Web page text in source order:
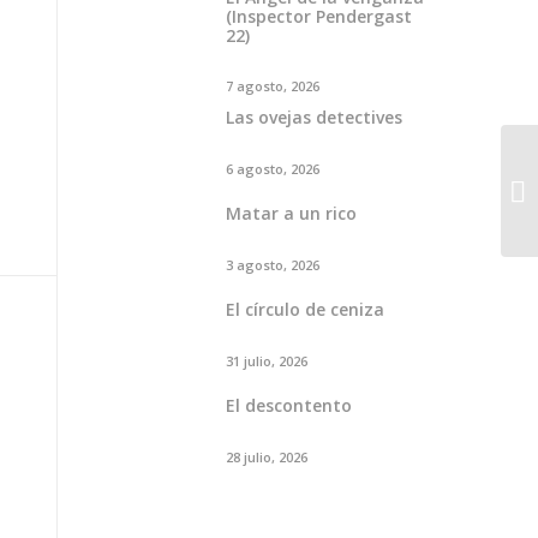
(Inspector Pendergast
22)
7 agosto, 2026
Las ovejas detectives
6 agosto, 2026
Matar a un rico
3 agosto, 2026
El círculo de ceniza
31 julio, 2026
El descontento
28 julio, 2026